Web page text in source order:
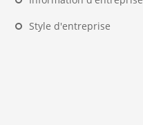
Style d'entreprise